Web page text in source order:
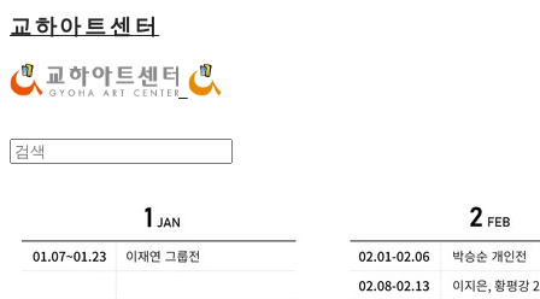
교하아트센터